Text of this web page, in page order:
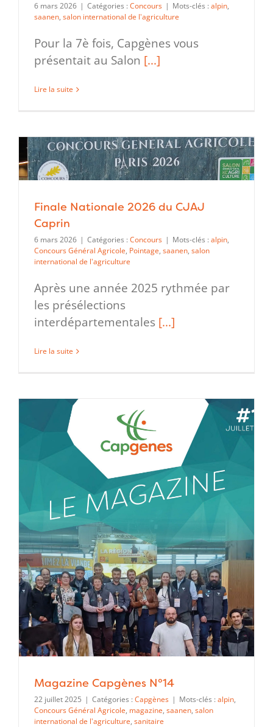
6 mars 2026 | Catégories : Concours | Mots-clés : alpin,
saanen, salon international de l'agriculture
Pour la 7è fois, Capgènes vous
présentait au Salon [...]
Lire la suite
Finale Nationale 2026 du CJAJ
Caprin
6 mars 2026 | Catégories : Concours | Mots-clés : alpin,
Concours Général Agricole, Pointage, saanen, salon
international de l'agriculture
Après une année 2025 rythmée par
les présélections
interdépartementales [...]
Lire la suite
Magazine Capgènes N°14
22 juillet 2025 | Catégories : Capgènes | Mots-clés : alpin,
Concours Général Agricole, magazine, saanen, salon
international de l'agriculture, sanitaire